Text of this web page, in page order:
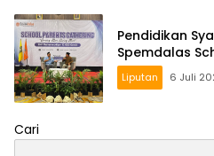
Pendidikan
Spemdalas
Liputan 6 Juli
Cari